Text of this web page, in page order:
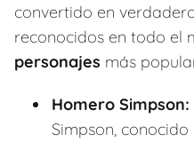
convertido en
reconocidos en todo el
personajes más
Homero Simpson:
Simpson,